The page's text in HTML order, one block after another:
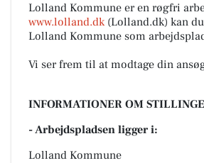
Lolland Kommune er en røgfri
www.lolland.dk (Lolland.dk) kan
Lolland Kommune som
Vi ser frem til at modtage din
INFORMATIONER OM
- Arbejdspladsen ligger i:
Lolland Kommune